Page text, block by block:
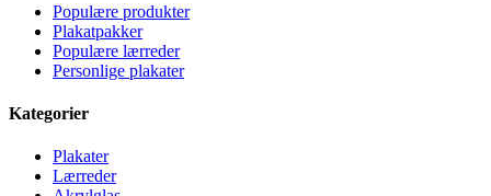
Populære produkter
Plakatpakker
Populære lærreder
Personlige plakater
Kategorier
Plakater
Lærreder